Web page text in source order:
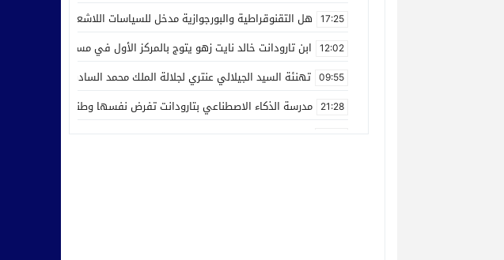
17:25 هل التقنوقراطية والبورجوازية مدخل للسياسات اللاشعبية
12:02 ابن تارودانت خالد نايت زهو يتوج بالمركز الأول في مسابقة “Creative Cup” بالولايات المتحدة
09:55 تهنئة السيد الجيلالي عنتري لجلالة الملك محمد السادس بمناسبة عيد
21:28 مدرسة الذكاء الاصطناعي بتارودانت تفرض نفسها وطنيا.. أكثر من 32 ألف طلب للالتحاق بها